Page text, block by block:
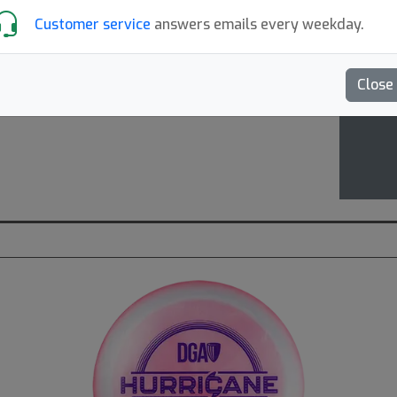
Customer service answers emails every weekday.
Close
that